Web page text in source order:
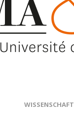
WISSENSCHAFT